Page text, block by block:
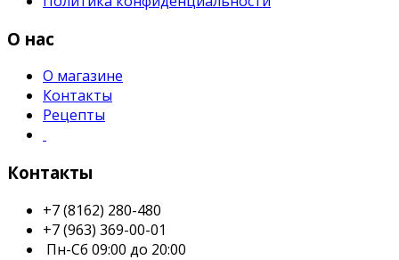
О нас
О магазине
Контакты
Рецепты
Контакты
+7 (8162) 280-480
+7 (963) 369-00-01
Пн-Сб 09:00 до 20:00